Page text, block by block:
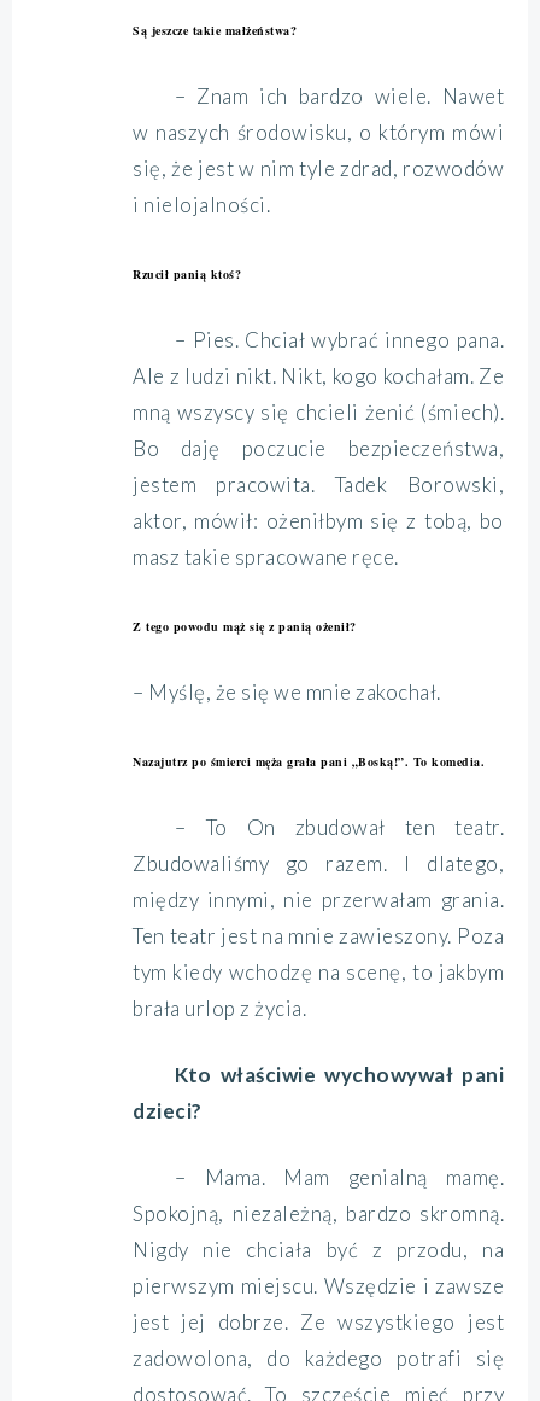
Są jeszcze takie małżeństwa?
– Znam ich bardzo wiele. Nawet
w naszych środowisku, o którym mówi
się, że jest w nim tyle zdrad, rozwodów
i nielojalności.
Rzucił panią ktoś?
– Pies. Chciał wybrać innego pana.
Ale z ludzi nikt. Nikt, kogo kochałam. Ze
mną wszyscy się chcieli żenić (śmiech).
Bo daję poczucie bezpieczeństwa,
jestem pracowita. Tadek Borowski,
aktor, mówił: ożeniłbym się z tobą, bo
masz takie spracowane ręce.
Z tego powodu mąż się z panią ożenił?
– Myślę, że się we mnie zakochał.
Nazajutrz po śmierci męża grała pani „Boską!”. To komedia.
– To On zbudował ten teatr.
Zbudowaliśmy go razem. I dlatego,
między innymi, nie przerwałam grania.
Ten teatr jest na mnie zawieszony. Poza
tym kiedy wchodzę na scenę, to jakbym
brała urlop z życia.
Kto właściwie wychowywał pani
dzieci?
– Mama. Mam genialną mamę.
Spokojną, niezależną, bardzo skromną.
Nigdy nie chciała być z przodu, na
pierwszym miejscu. Wszędzie i zawsze
jest jej dobrze. Ze wszystkiego jest
zadowolona, do każdego potrafi się
dostosować. To szczęście mieć przy